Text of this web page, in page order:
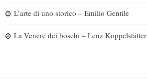
L’arte di uno storico – Emilio Gentile
La Venere dei boschi – Lenz Koppelstätter